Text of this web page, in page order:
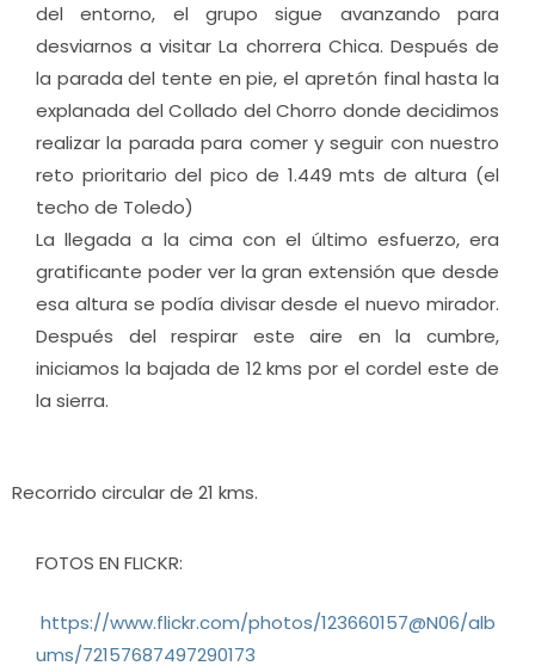
del entorno, el grupo sigue avanzando para
desviarnos a visitar La chorrera Chica. Después de
la parada del tente en pie, el apretón final hasta la
explanada del Collado del Chorro donde decidimos
realizar la parada para comer y seguir con nuestro
reto prioritario del pico de 1.449 mts de altura (el
techo de Toledo)
La llegada a la cima con el último esfuerzo, era
gratificante poder ver la gran extensión que desde
esa altura se podía divisar desde el nuevo mirador.
Después del respirar este aire en la cumbre,
iniciamos la bajada de 12 kms por el cordel este de
la sierra.
Recorrido circular de 21 kms.
FOTOS EN FLICKR:
https://www.flickr.com/photos/123660157@N06/alb
ums/72157687497290173